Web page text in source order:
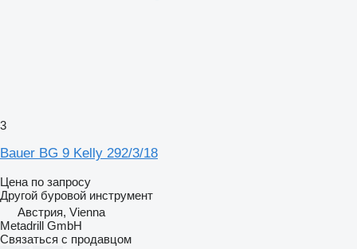
3
Bauer BG 9 Kelly 292/3/18
Цена по запросу
Другой буровой инструмент
Австрия, Vienna
Metadrill GmbH
Связаться с продавцом